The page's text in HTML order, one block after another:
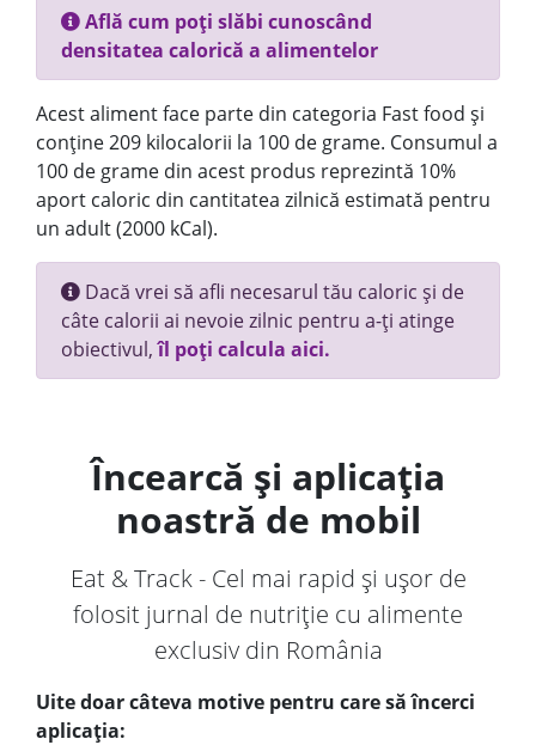
Află cum poți slăbi cunoscând
densitatea calorică a alimentelor
Acest aliment face parte din categoria Fast food și
conține 209 kilocalorii la 100 de grame. Consumul a
100 de grame din acest produs reprezintă 10%
aport caloric din cantitatea zilnică estimată pentru
un adult (2000 kCal).
Dacă vrei să afli necesarul tău caloric și de
câte calorii ai nevoie zilnic pentru a-ți atinge
obiectivul,îl poți calcula aici.
Încearcă și aplicația
noastră de mobil
Eat & Track - Cel mai rapid și ușor de
folosit jurnal de nutriție cu alimente
exclusiv din România
Uite doar câteva motive pentru care să încerci
aplicația: